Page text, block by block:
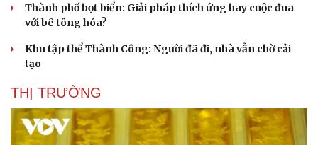
Thành phố bọt biển: Giải pháp thích ứng hay cuộc đua
với bê tông hóa?
Khu tập thể Thành Công: Người đã đi, nhà vẫn chờ cải
tạo
THỊ TRƯỜNG